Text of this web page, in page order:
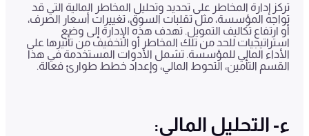
تركز إدارة المخاطر على تحديد وتحليل المخاطر المالية التي قد
تواجه المؤسسة، مثل تقلبات السوق، تغييرات أسعار الصرف،
أو ارتفاع تكاليف التمويل. تهدف هذه الإدارة إلى وضع
استراتيجيات للحد من تلك المخاطر أو التخفيف من تأثيرها على
الأداء المالي للمؤسسة. تشمل الأدوات المستخدمة في هذا
القسم التأمين، التحوط المالي، وإعداد خطط طوارئ فعالة.
ء- التحليل المالي: